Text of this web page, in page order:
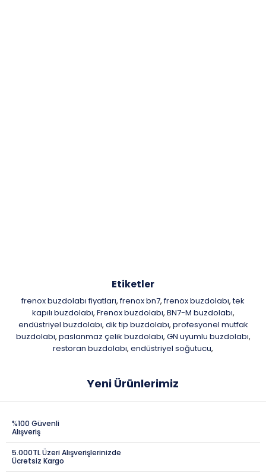
Etiketler
frenox buzdolabı fiyatları, frenox bn7, frenox buzdolabı, tek
kapılı buzdolabı, Frenox buzdolabı, BN7-M buzdolabı,
endüstriyel buzdolabı, dik tip buzdolabı, profesyonel mutfak
buzdolabı, paslanmaz çelik buzdolabı, GN uyumlu buzdolabı,
restoran buzdolabı, endüstriyel soğutucu,
Yeni Ürünlerimiz
%100 Güvenli
Alışveriş
5.000TL Üzeri Alışverişlerinizde
Ücretsiz Kargo